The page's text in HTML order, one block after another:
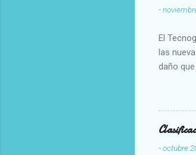
-
El
las
daño
-octubre